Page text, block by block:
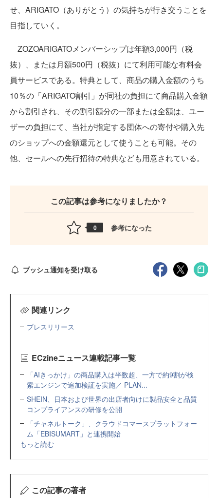
せ、ARIGATO（ありがとう）の気持ちが行き交うことを
目指していく。
ZOZOARIGATOメンバーシップは年額3,000円（税
抜）、または月額500円（税抜）にて利用可能な有料会
員サービスである。特典として、商品の購入金額のうち
10％の「ARIGATO割引」が同社の負担にて商品購入金額
から割引され、その割引額分の一部または全額は、ユー
ザーの負担にて、当社が指定する団体への寄付や購入先
のショップへの金額還元として使うことも可能。その
他、セールへの先行招待の特典なども用意されている。
この記事は参考になりましたか？
0 参考になった
プッシュ通知を受け取る
関連リンク
プレスリリース
ECzineニュース連載記事一覧
「AIきっかけ」の商品購入は半数超、一方で約9割が検
索エンジンで追加検証を実施／ PLAN...
SHEIN、日本および世界の出店者向けに製品安全と品質
コンプライアンスの研修を公開
「チャネルトーク」、クラウドコマースプラットフォー
ム「EBISUMART」と連携開始
もっと読む
この記事の著者